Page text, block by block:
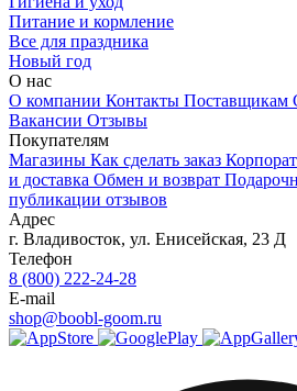
Питание и кормление
Все для праздника
Новый год
О нас
О компании Контакты Поставщикам
Вакансии Отзывы
Покупателям
Магазины Как сделать заказ
и доставка Обмен и возврат
публикации отзывов
Адрес
г. Владивосток, ул. Енисейская, 23 Д
Телефон
8 (800) 222-24-28
E-mail
shop@boobl-goom.ru